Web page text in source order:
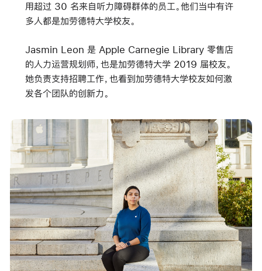
用超过 30 名来自听力障碍群体的员工。他们当中有许
多人都是加劳德特大学校友。
Jasmin Leon 是 Apple Carnegie Library 零售店
的人力运营规划师，也是加劳德特大学 2019 届校友。
她负责支持招聘工作，也看到加劳德特大学校友如何激
发各个团队的创新力。